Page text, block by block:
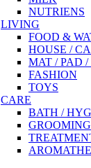
NUTRIENS
LIVING
FOOD &
HOUSE /
MAT / PAD
FASHION
TOYS
CARE
BATH /
GROOMING